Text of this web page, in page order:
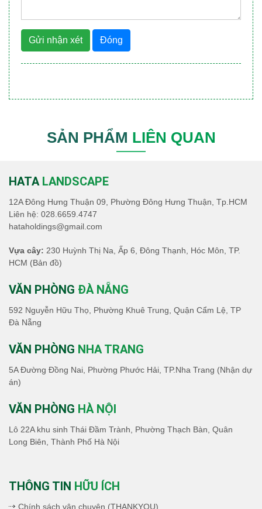
Gửi nhận xét Đóng
SẢN PHẨM LIÊN QUAN
HATA LANDSCAPE
12A Đông Hưng Thuận 09, Phường Đông Hưng Thuận, Tp.HCM
Liên hệ: 028.6659.4747
hataholdings@gmail.com
Vựa cây: 230 Huỳnh Thị Na, Ấp 6, Đông Thạnh, Hóc Môn, TP.
HCM (Bản đồ)
VĂN PHÒNG ĐÀ NẴNG
592 Nguyễn Hữu Thọ, Phường Khuê Trung, Quận Cẩm Lệ, TP
Đà Nẵng
VĂN PHÒNG NHA TRANG
5A Đường Đồng Nai, Phường Phước Hải, TP.Nha Trang (Nhận dự
án)
VĂN PHÒNG HÀ NỘI
Lô 22A khu sinh Thái Đầm Trành, Phường Thạch Bàn, Quân
Long Biên, Thành Phố Hà Nội
THÔNG TIN HỮU ÍCH
Chính sách vận chuyên (THANKYOU)